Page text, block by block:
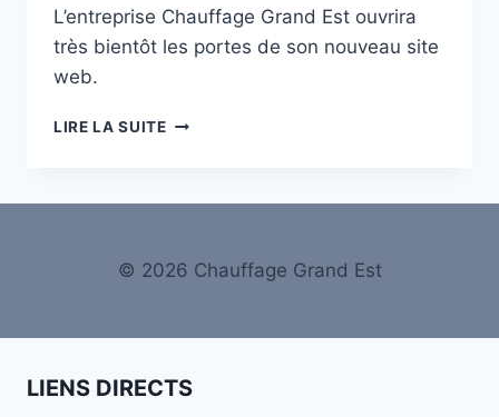
L’entreprise Chauffage Grand Est ouvrira
très bientôt les portes de son nouveau site
web.
LIRE LA SUITEOUVERTURE
© 2026 Chauffage Grand Est
LIENS DIRECTS